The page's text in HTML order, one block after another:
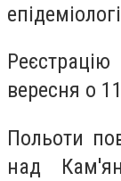
вересня о
Польоти
над